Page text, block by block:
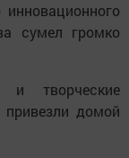
сумел громко
и творческие
привезли домой